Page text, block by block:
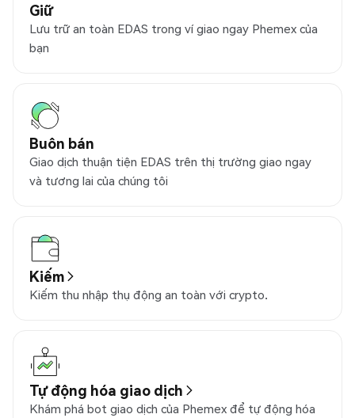
Giữ
Lưu trữ an toàn EDAS trong ví giao ngay Phemex của
bạn
Buôn bán
Giao dịch thuận tiện EDAS trên thị trường giao ngay
và tương lai của chúng tôi
Kiếm
Kiếm thu nhập thụ động an toàn với crypto.
Tự động hóa giao dịch
Khám phá bot giao dịch của Phemex để tự động hóa